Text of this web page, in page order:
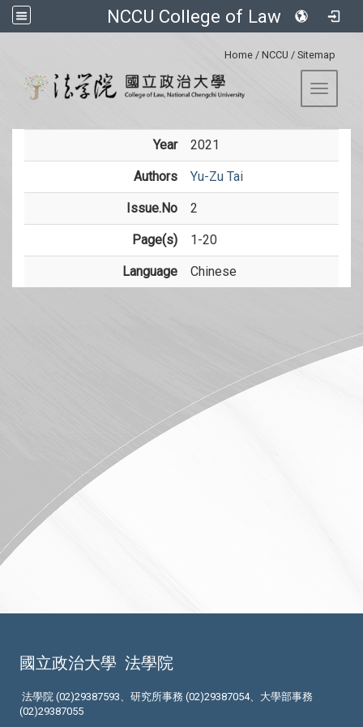
NCCU College of Law
Home / NCCU / Sitemap
Toggle
Year 2021
Authors Yu-Zu Tai
Issue.No 2
Page(s) 1-20
Language Chinese
國立政治大學 法學院
法學院 (02)29387593、研究所事務 (02)29387054、大學部事務
(02)29387055